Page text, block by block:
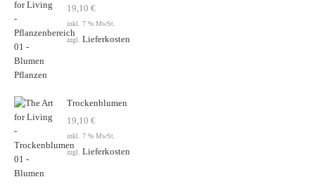
19,10 €
inkl. 7 % MwSt.
zzgl. Lieferkosten
Trockenblumen
19,10 €
inkl. 7 % MwSt.
zzgl. Lieferkosten